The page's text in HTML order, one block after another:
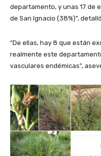
departamento, y unas 17 de
de San Ignacio (38%)”,
“De ellas, hay 8 que están
realmente este
vasculares endémicas”,